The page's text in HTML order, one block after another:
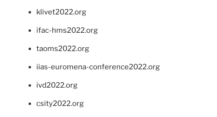
klivet2022.org
ifac-hms2022.org
taoms2022.org
iias-euromena-conference2022.org
ivd2022.org
csity2022.org